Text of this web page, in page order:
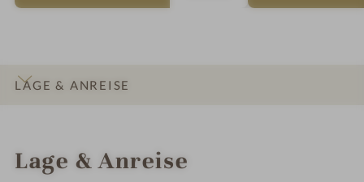
LAGE & ANREISE
Lage & Anreise